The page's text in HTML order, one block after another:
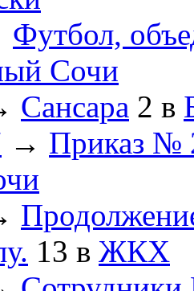
Футбол,
Сочи
Сансара 2 в
→ Приказ №
13 в ЖКХ